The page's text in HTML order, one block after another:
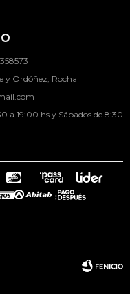
y Ordóñez, Rocha
a 19:00 hs y Sábados de 8:30